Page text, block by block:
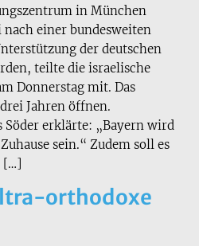
in München
einer bundesweiten
der deutschen
teilte die israelische
Donnerstag mit. Das
Jahren öffnen.
erklärte: „Bayern wird
sein.“ Zudem soll es
[…]
orthodoxe